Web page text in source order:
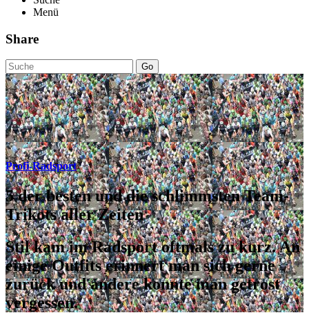
Menü
Share
Go
Profi-Radsport
5 der besten und die schlimmsten Team-
Trikots aller Zeiten
Stil kam im Radsport oftmals zu kurz. An
einige Outfits erinnert man sich gerne
zurück und andere konnte man getrost
vergessen.